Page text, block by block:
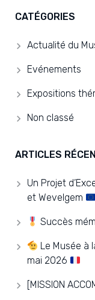
CATÉGORIES
Actualité du
Evénements
Expositions
Non classé
ARTICLES
Un Projet
et Wevelgem
Succès
Le Musée à
mai 2026
[MISSION